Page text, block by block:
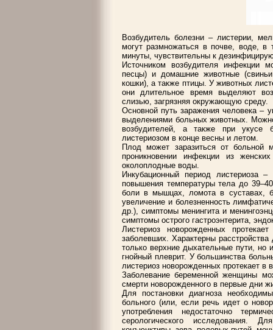
Возбудитель болезни – листерии,
могут размножаться в почве, воде, в
минуты, чувствительны к
Источником возбудителя инфекции
песцы) и домашние животные
кошки), а также птицы. У животных
они длительное время выделяют
слизью, загрязняя окружающую среду.
Основной путь заражения человека –
выделениями больных животных.
возбудителей, а также при укусе
листериозом в конце весны и летом.
Плод может заразиться от больной
проникновении инфекции из
околоплодные воды.
Инкубационный период листериоза
повышения температуры тела до
боли в мышцах, ломота в суставах,
увеличение и болезненность
др.), симптомы менингита и
симптомы острого гастроэнтерита,
Листериоз новорожденных
заболевших. Характерны
только верхние дыхательные пути, но
гнойный плеврит. У большинства
листериоз новорожденных протекает в
Заболевание беременной женщины
смерти новорожденного в первые дни
Для постановки диагноза
больного (или, если речь идет о
употребления недостаточно
серологического исследования.